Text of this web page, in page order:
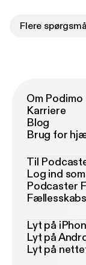
Flere
Om Podimo
Karriere
Blog
Brug for
Til
Log ind
Podcaster
Lyt på
Lyt på
Lyt på